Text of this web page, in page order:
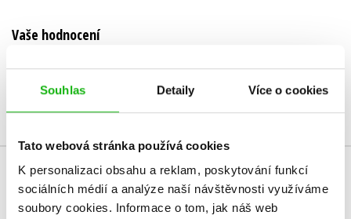
Souhlas Detaily Více o cookies
Tato webová stránka používá cookies
K personalizaci obsahu a reklam, poskytování funkcí
sociálních médií a analýze naší návštěvnosti využíváme
soubory cookies. Informace o tom, jak náš web
Vaše hodnocení
Přihlásit
MOHLO BY VÁS TAKÉ ZAJÍMAT